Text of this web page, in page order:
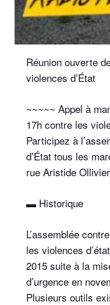
Réunion ouverte
violences d’État
~~~~~ Appel à
17h contre les
Participez à
d’État tous les
rue Aristide
▬ Historique
L’assemblée
les violences
2015 suite à la
d’urgence en
Plusieurs outils